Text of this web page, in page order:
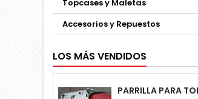
Topcases y Maletas
Accesorios y Repuestos
LOS MÁS VENDIDOS